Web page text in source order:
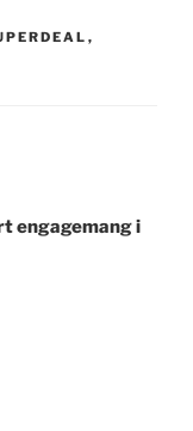
,
engagemang i